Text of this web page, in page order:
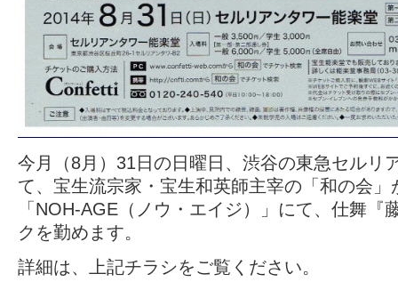
今月（8月）31日の日曜日、渋谷の東急セルリ
て、宝生流宗家・宝生和英師主宰の「和の会」
「NOH-AGE（ノウ・エイジ）」にて、仕舞『
クを勤めます。
詳細は、上記チラシをご覧ください。